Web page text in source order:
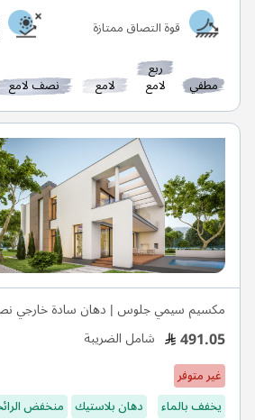
قوة التصاق ممتازة
مطفي
ربع
لامع لامع نصف لامع
مكسيم سيمي جلوس | دهان سادة خارجي
491.05 شامل الضريبة
غير متوفر
يخفف بالماء
دهان بلاستيك منخفض